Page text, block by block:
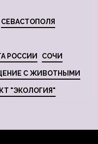
СЕВАСТОПОЛЯ
РОССИИ СОЧИ
С ЖИВОТНЫМИ
"ЭКОЛОГИЯ"